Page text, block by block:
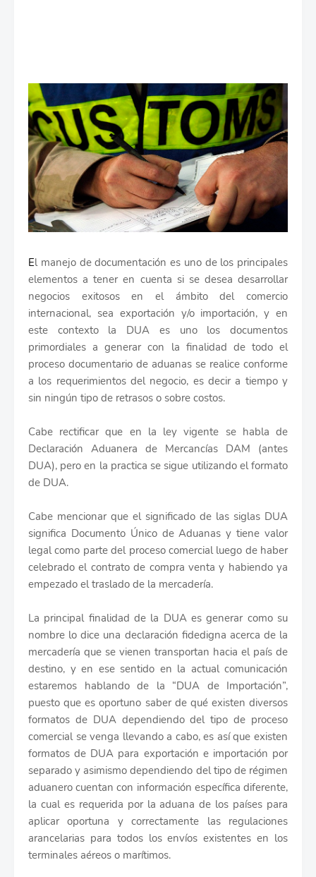
El manejo de documentación es uno de los principales
elementos a tener en cuenta si se desea desarrollar
negocios exitosos en el ámbito del comercio
internacional, sea exportación y/o importación, y en
este contexto la DUA es uno los documentos
primordiales a generar con la finalidad de todo el
proceso documentario de aduanas se realice conforme
a los requerimientos del negocio, es decir a tiempo y
sin ningún tipo de retrasos o sobre costos.
Cabe rectificar que en la ley vigente se habla de
Declaración Aduanera de Mercancías DAM (antes
DUA), pero en la practica se sigue utilizando el formato
de DUA.
Cabe mencionar que el significado de las siglas DUA
significa Documento Único de Aduanas y tiene valor
legal como parte del proceso comercial luego de haber
celebrado el contrato de compra venta y habiendo ya
empezado el traslado de la mercadería.
La principal finalidad de la DUA es generar como su
nombre lo dice una declaración fidedigna acerca de la
mercadería que se vienen transportan hacia el país de
destino, y en ese sentido en la actual comunicación
estaremos hablando de la “DUA de Importación”,
puesto que es oportuno saber de qué existen diversos
formatos de DUA dependiendo del tipo de proceso
comercial se venga llevando a cabo, es así que existen
formatos de DUA para exportación e importación por
separado y asimismo dependiendo del tipo de régimen
aduanero cuentan con información específica diferente,
la cual es requerida por la aduana de los países para
aplicar oportuna y correctamente las regulaciones
arancelarias para todos los envíos existentes en los
terminales aéreos o marítimos.